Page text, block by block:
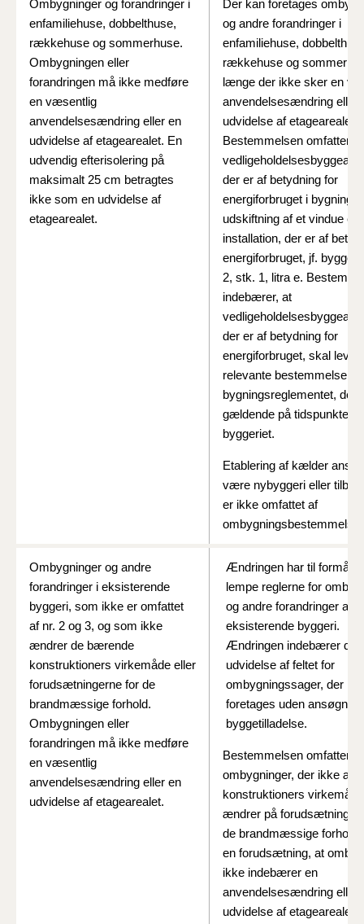
Ombygninger og forandringer i
enfamiliehuse, dobbelthuse,
rækkehuse og sommerhuse.
Ombygningen eller
forandringen må ikke medføre
en væsentlig
anvendelsesændring eller en
udvidelse af etagearealet. En
udvendig efterisolering på
maksimalt 25 cm betragtes
ikke som en udvidelse af
etagearealet.
Der kan foretages
og andre forandringer i
enfamiliehuse,
rækkehuse og
længe der ikke sker en
anvendelsesændring eller
udvidelse af etagearealet.
Bestemmelsen omfatter
der er af betydning for
energiforbruget i
udskiftning af et vindue
installation, der er af
energiforbruget, jf.
2, stk. 1, litra e.
indebærer, at
der er af betydning for
energiforbruget, skal leve
relevante bestemmelser i
bygningsreglementet, der
gældende på tidspunktet
byggeriet.
Etablering af kælder
være nybyggeri eller
er ikke omfattet af
Ombygninger og andre
forandringer i eksisterende
byggeri, som ikke er omfattet
af nr. 2 og 3, og som ikke
ændrer de bærende
konstruktioners virkemåde eller
forudsætningerne for de
brandmæssige forhold.
Ombygningen eller
forandringen må ikke medføre
en væsentlig
anvendelsesændring eller en
udvidelse af etagearealet.
Ændringen har til formål at
lempe reglerne for
og andre forandringer af
eksisterende byggeri.
Ændringen indebærer
udvidelse af feltet for
ombygningssager, der
foretages uden
byggetilladelse.
Bestemmelsen omfatter
ombygninger, der ikke
konstruktioners
ændrer på
de brandmæssige forhold.
en forudsætning, at
ikke indebærer en
anvendelsesændring eller
udvidelse af etagearealet.